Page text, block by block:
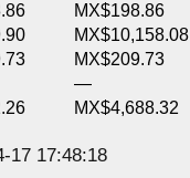
MX$198.86
MX$10,158.08
MX$209.73
—
MX$4,688.32
17 17:48:18